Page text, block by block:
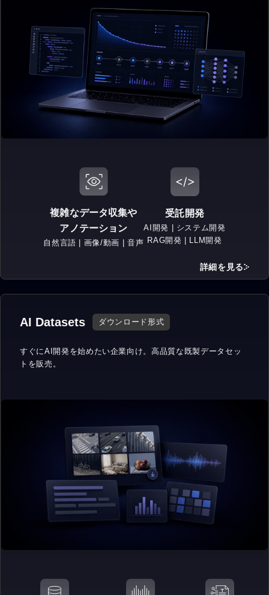
複雑なデータ収集や
アノテーション
自然言語 | 画像/動画 | 音声
受託開発
AI開発 | システム開発
RAG開発 | LLM開発
詳細を見る
AI Datasets ダウンロード形式
すぐにAI開発を始めたい企業向け。高品質な既製データセッ
トを販売。